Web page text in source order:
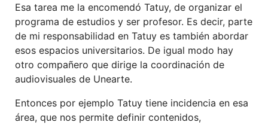
Esa tarea me la encomendó Tatuy, de organizar el
programa de estudios y ser profesor. Es decir, parte
de mi responsabilidad en Tatuy es también abordar
esos espacios universitarios. De igual modo hay
otro compañero que dirige la coordinación de
audiovisuales de Unearte.
Entonces por ejemplo Tatuy tiene incidencia en esa
área, que nos permite definir contenidos,